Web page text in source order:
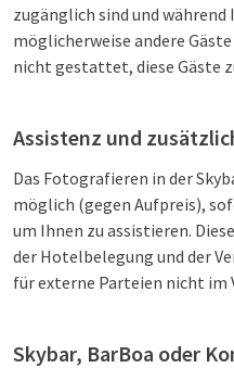
zugänglich sind und
möglicherweise andere
nicht gestattet, diese Gäste
Assistenz und
Das Fotografieren in der
möglich (gegen Aufpreis),
um Ihnen zu assistieren.
der Hotelbelegung und der
für externe Parteien nicht im
Skybar, BarBoa oder